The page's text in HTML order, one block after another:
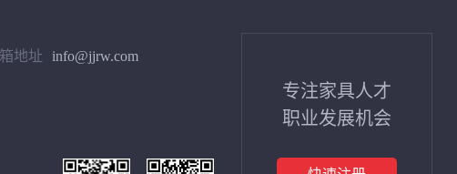
地址 info@jjrw.com
专注家具人才
职业发展机会